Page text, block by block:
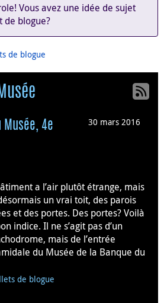
Vous avez une idée de sujet
de blogue?
de blogue
30 mars 2016
Musée, 4e
a l’air plutôt étrange, mais
un vrai toit, des parois
et des portes. Des portes? Voilà
indice. Il ne s’agit pas d’un
mais de l’entrée
du Musée de la Banque du
de blogue